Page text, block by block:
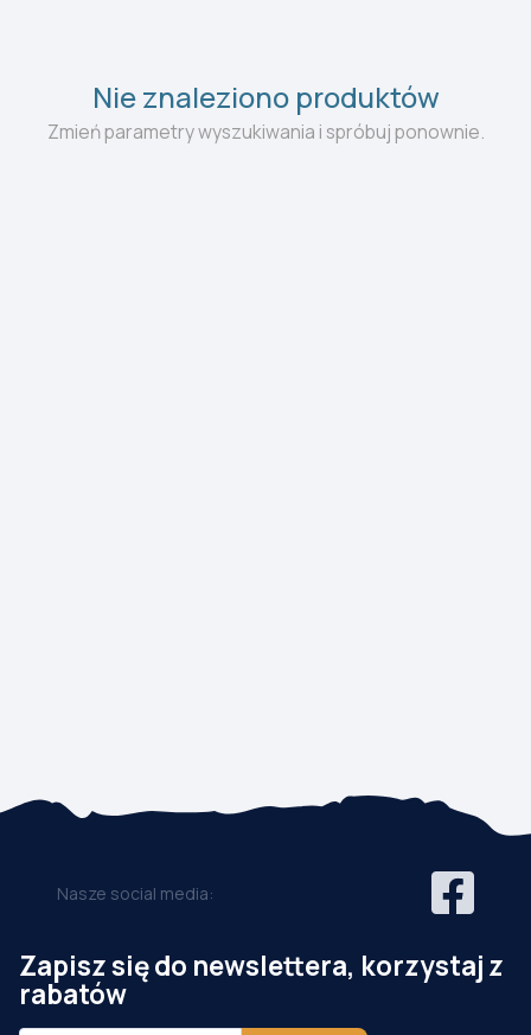
Nie znaleziono produktów
Zmień parametry wyszukiwania i spróbuj ponownie.
Nasze social media:
Zapisz się do newslettera, korzystaj z
rabatów